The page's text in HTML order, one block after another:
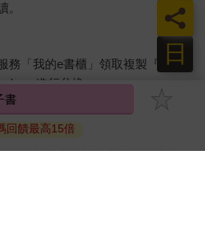
。
務「我的e書櫃」領取複製『兌換
進行兌換。
所購買的電子書僅能以金石堂專屬
法以其他閱讀器或直接下載檔案。
書
回饋最高15倍
日
員